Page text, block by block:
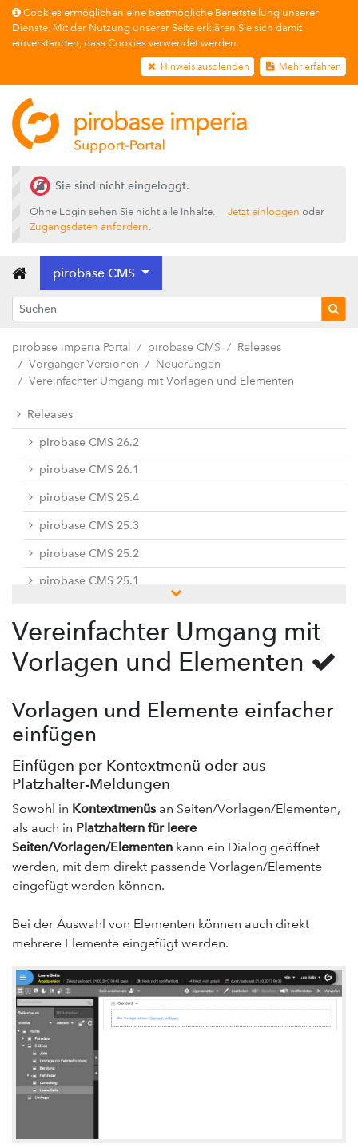
Cookies ermöglichen eine bestmögliche Bereitstellung unserer
Dienste. Mit der Nutzung unserer Seite erklären Sie sich damit
einverstanden, dass Cookies verwendet werden.
Hinweis ausblenden Mehr erfahren
Sie sind nicht eingeloggt.
Ohne Login sehen Sie nicht alle Inhalte. Jetzt einloggen oder
Zugangsdaten anfordern.
pirobase CMS
pirobase imperia Portal pirobase CMS
Releases
Vorgänger-Versionen
Neuerungen
Vereinfachter Umgang mit Vorlagen und Elementen
Releases
pirobase CMS 26.2
pirobase CMS 26.1
pirobase CMS 25.4
pirobase CMS 25.3
pirobase CMS 25.2
pirobase CMS 25.1
pirobase CMS 24.2
pirobase CMS 24.1
pirobase CMS 10.5
pirobase CMS 10.4
pirobase CMS 10.3
pirobase CMS 10.2
pirobase CMS 10.1
pirobase CMS 10
Doku-Center
Servicedesk / Ticketsystem
Support-Forum
Feedback geben
Vereinfachter Umgang mit
Vorlagen und Elementen
Vorlagen und Elemente einfacher
einfügen
Einfügen per Kontextmenü oder aus
Platzhalter-Meldungen
Sowohl in Kontextmenüsan Seiten/Vorlagen/Elementen,
als auch in Platzhaltern für leere
Seiten/Vorlagen/Elementen kann ein Dialog geöffnet
werden, mit dem direkt passende Vorlagen/Elemente
eingefügt werden können.
Bei der Auswahl von Elementen können auch direkt
mehrere Elemente eingefügt werden.